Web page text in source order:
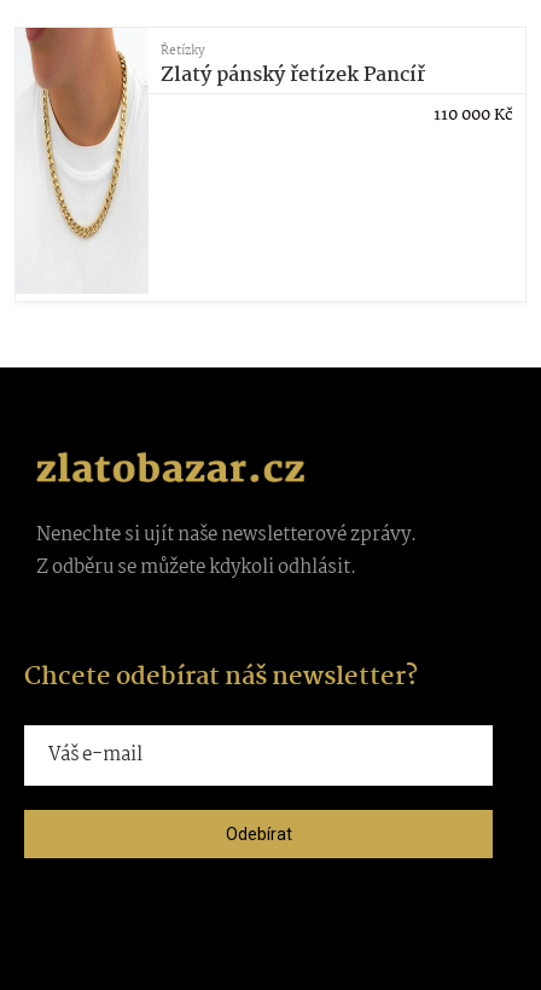
Řetízky
Zlatý pánský řetízek Pancíř
110 000Kč
Nenechte si ujít naše newsletterové zprávy.
Z odběru se můžete kdykoli odhlásit.
Chcete odebírat náš newsletter?
Odebírat